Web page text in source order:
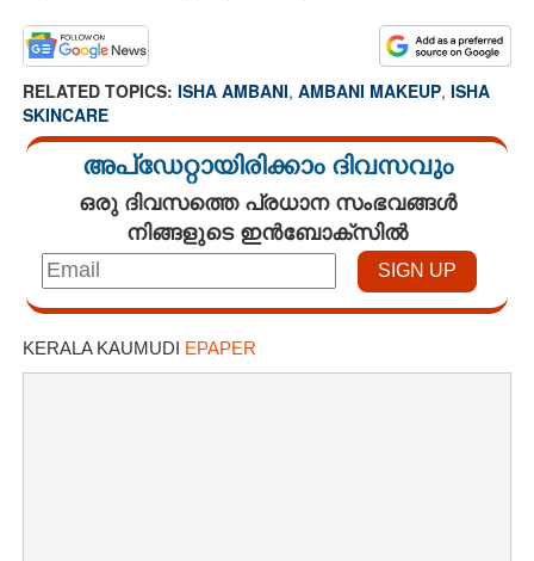
RELATED TOPICS: ISHA AMBANI, AMBANI MAKEUP, ISHA
SKINCARE
അപ്ഡേറ്റായിരിക്കാം ദിവസവും
ഒരു ദിവസത്തെ പ്രധാന സംഭവങ്ങൾ
നിങ്ങളുടെ ഇൻബോക്സിൽ
KERALA KAUMUDI EPAPER